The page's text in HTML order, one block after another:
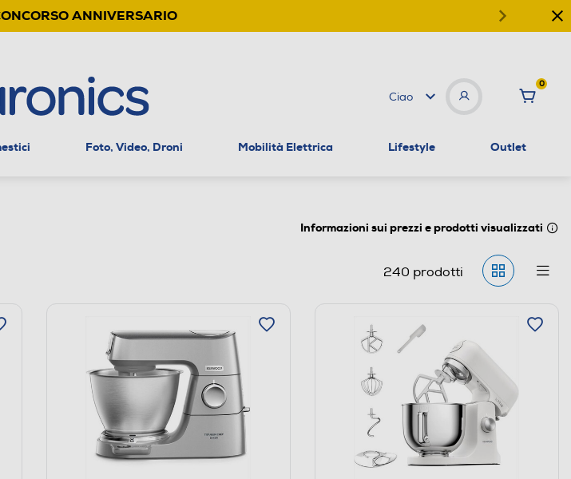
ANNIVERSARIO
Ciao
0
Foto, Video, Droni Mobilità Elettrica Lifestyle Outlet
Informazioni sui prezzi e prodotti visualizzati
240 prodotti